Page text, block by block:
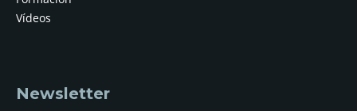
Vídeos
Newsletter